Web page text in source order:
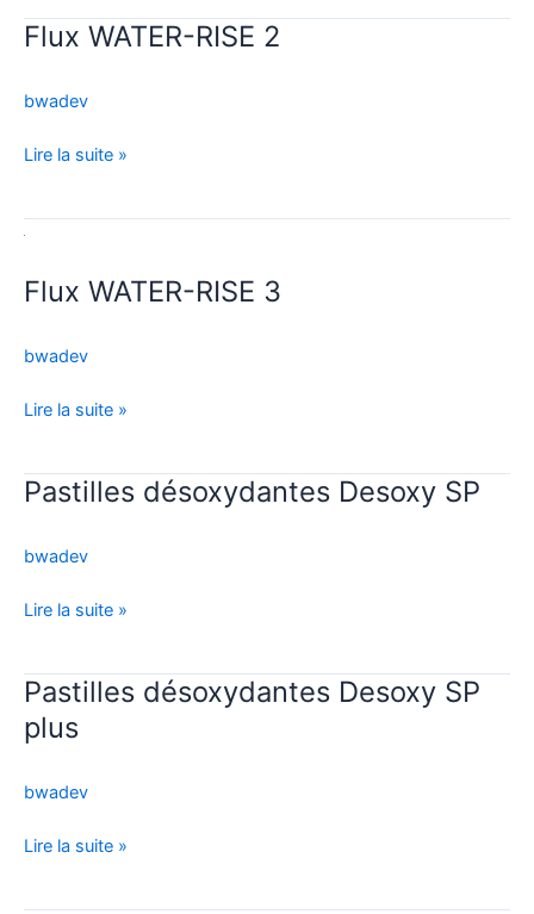
Flux WATER-RISE 2
bwadev
Flux
RISE
Lire la suite »
Flux WATER-RISE 3
bwadev
Flux
RISE
Lire la suite »
Pastilles désoxydantes Desoxy SP
bwadev
Pastilles
Desoxy
Lire la suite »
Pastilles désoxydantes Desoxy SP
plus
bwadev
Pastilles
désoxydantes
Desoxy
plus
Lire la suite »